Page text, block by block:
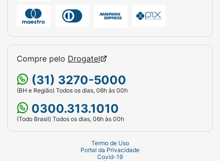
Compre pelo Drogatel
(31) 3270-5000
(BH e Região) Todos os dias, 06h às 00h
0300.313.1010
(Todo Brasil) Todos os dias, 06h às 00h
Termo de Uso
Portal da Privacidade
Covid-19